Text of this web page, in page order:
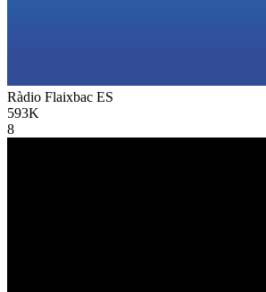
Ràdio Flaixbac ES
593K
8